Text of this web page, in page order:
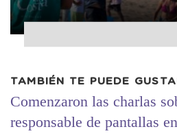
TAMBIÉN TE PUEDE
Comenzaron las charlas
responsable de pantallas